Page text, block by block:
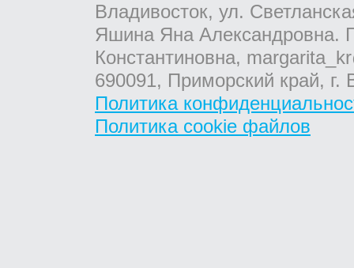
Владивосток, ул.
Яшина Яна Александровна.
Константиновна,
690091, Приморский край,
Политика
Политика cookie файлов